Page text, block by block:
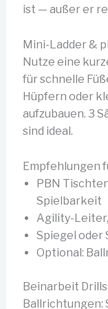
ist — außer er
Mini-Ladder &
Nutze eine
für schnelle
Hüpfern oder
aufzubauen. 3
sind ideal.
Empfehlungen
PBN
Spielbarkeit
Agility-
Spiegel oder
Optional:
Beinarbeit
Ballrichtungen: